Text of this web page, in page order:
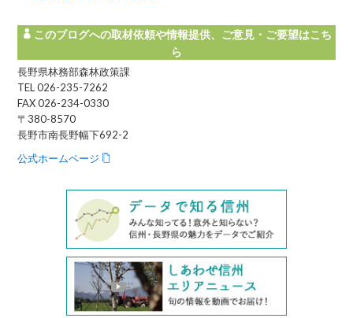
このブログへの取材依頼や情報提供、ご意見・ご要望はこち
ら
長野県林務部森林政策課
TEL 026-235-7262
FAX 026-234-0330
〒380-8570
長野市南長野幅下692-2
公式ホームページ